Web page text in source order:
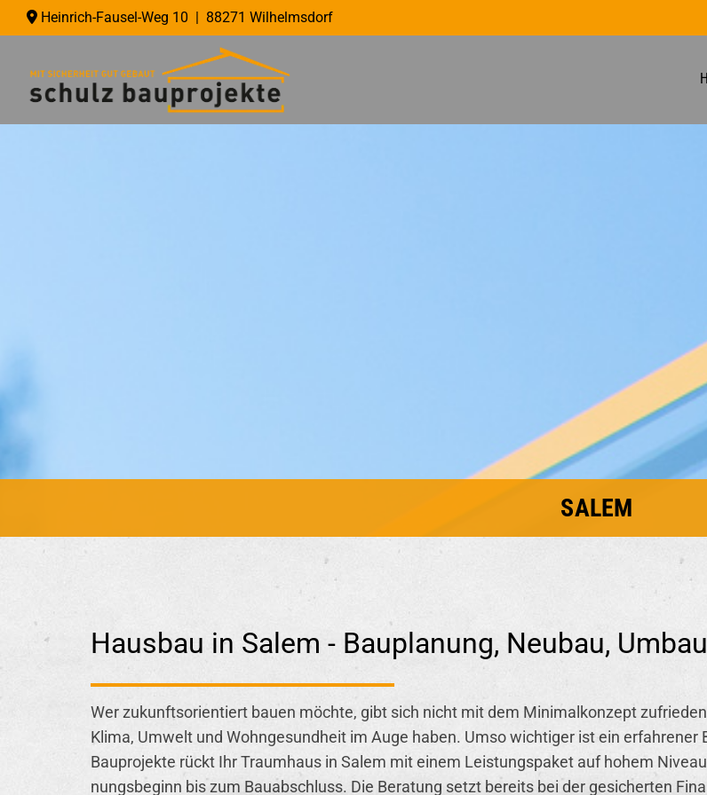
 Heinrich-Fausel-Weg 10 | 88271 Wilhelmsdorf
SALEM
Hausbau in Salem - Bauplanung, Neubau,
Wer zu­kunfts­ori­en­tiert bauen möch­te, gibt sich nicht mit dem Mi­ni­mal­kon­zept
Klima, Um­welt und Wohn­ge­sund­heit im Auge haben. Umso wich­ti­ger ist ein
Bau­pro­jek­te rückt Ihr Traum­haus in Salem mit einem Leis­tungs­pa­ket auf hohem
nungs­be­ginn bis zum Bau­ab­schluss. Die Be­ra­tung setzt be­reits bei der ge­si­cher­ten